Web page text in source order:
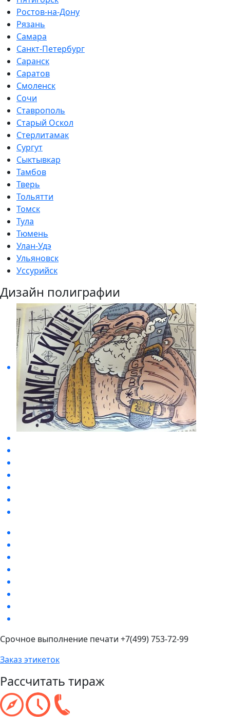
Ростов-на-Дону
Рязань
Самара
Санкт-Петербург
Саранск
Саратов
Смоленск
Сочи
Ставрополь
Старый Оскол
Стерлитамак
Сургут
Сыктывкар
Тамбов
Тверь
Тольятти
Томск
Тула
Тюмень
Улан-Удэ
Ульяновск
Уссурийск
Дизайн полиграфии
Срочное выполнение печати +7(499) 753-72-99
Заказ этикеток
Рассчитать тираж